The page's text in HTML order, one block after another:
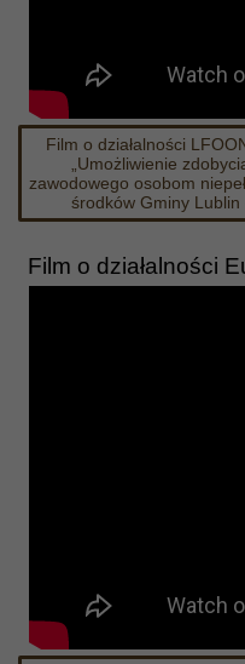
Film o działalności
„Umożliwienie
zawodowego osobom
środków Gminy Lublin
Film o działalności